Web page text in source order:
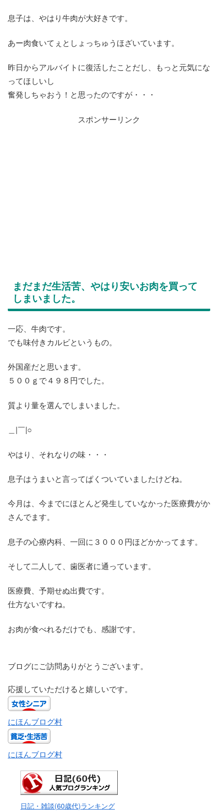
息子は、やはり牛肉が大好きです。
あー肉食いてぇとしょっちゅうほざいています。
昨日からアルバイトに復活したことだし、もっと元気にな
ってほしいし
奮発しちゃおう！と思ったのですが・・・
スポンサーリンク
まだまだ生活苦、やはり安いお肉を買って
しまいました。
一応、牛肉です。
でも味付きカルビというもの。
外国産だと思います。
５００ｇで４９８円でした。
質より量を選んでしまいました。
＿|￣|○
やはり、それなりの味・・・
息子はうまいと言ってぱくついていましたけどね。
今月は、今までにほとんど発生していなかった医療費がか
さんでます。
息子の心療内科、一回に３０００円ほどかかってます。
そして二人して、歯医者に通っています。
医療費、予期せぬ出費です。
仕方ないですね。
お肉が食べれるだけでも、感謝です。
ブログにご訪問ありがとうございます。
応援していただけると嬉しいです。
にほんブログ村
にほんブログ村
日記・雑談(60歳代)ランキング